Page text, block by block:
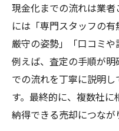
現金化までの流れは業
には「専門スタッフの
厳守の姿勢」「口コミや
例えば、査定の手順が
での流れを丁寧に説明
す。最終的に、複数社に
納得できる売却につなが